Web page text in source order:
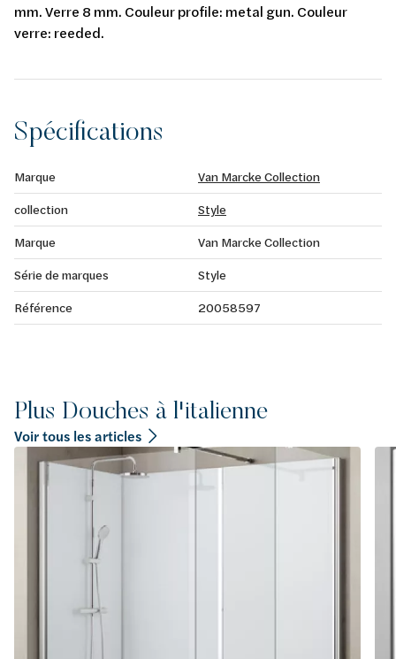
mm. Verre 8 mm. Couleur profile: metal gun. Couleur
verre: reeded.
Spécifications
Marque
Van Marcke Collection
collection
Style
Marque
Van Marcke Collection
Série de marques
Style
Référence
20058597
Plus Douches à l'italienne
Voir tous les articles